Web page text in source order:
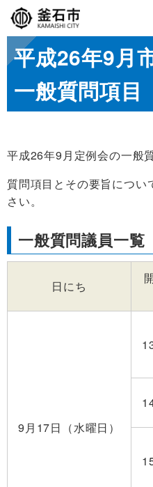
平成26年9月
一般質問項目
平成26年9月定例会の一般
質問項目とその要旨につ
さい。
一般質問議員一覧
日にち
9月17日（水曜日）